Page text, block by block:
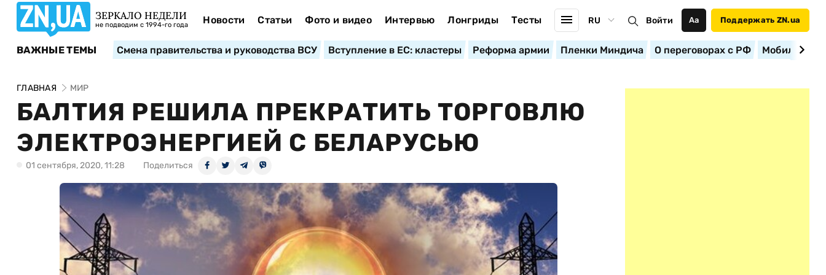
ЗЕРКАЛО НЕДЕЛИ
не подводим с 1994-го года Новости Статьи Фото и видео Интервью Лонгриды Тесты RU Войти Аа Поддержать ZN.ua
ВАЖНЫЕ ТЕМЫ Смена правительства и руководства ВСУ Вступление в ЕС: кластеры Реформа армии Пленки Миндича О переговорах с РФ
ГЛАВНАЯ МИР
БАЛТИЯ РЕШИЛА ПРЕКРАТИТЬ ТОРГОВЛЮ
ЭЛЕКТРОЭНЕРГИЕЙ С БЕЛАРУСЬЮ
01 сентября, 2020, 11:28 Поделиться